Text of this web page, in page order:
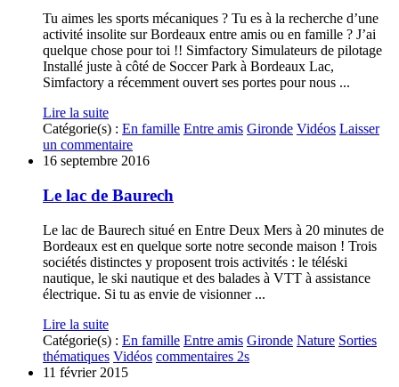
Tu aimes les sports mécaniques ? Tu es à la recherche d’une
activité insolite sur Bordeaux entre amis ou en famille ? J’ai
quelque chose pour toi !! Simfactory Simulateurs de pilotage
Installé juste à côté de Soccer Park à Bordeaux Lac,
Simfactory a récemment ouvert ses portes pour nous ...
Lire la suite
Catégorie(s) : En famille Entre amis Gironde Vidéos Laisser
un commentaire
16 septembre 2016
Le lac de Baurech
Le lac de Baurech situé en Entre Deux Mers à 20 minutes de
Bordeaux est en quelque sorte notre seconde maison ! Trois
sociétés distinctes y proposent trois activités : le téléski
nautique, le ski nautique et des balades à VTT à assistance
électrique. Si tu as envie de visionner ...
Lire la suite
Catégorie(s) : En famille Entre amis Gironde Nature Sorties
thématiques Vidéos commentaires 2s
11 février 2015